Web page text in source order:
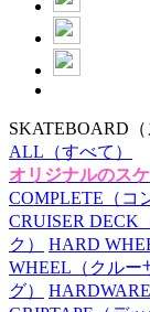
SKATEBOARD
ALL （すべて）
オリジナルのス
COMPLETE （コ
CRUISER DECK
ク）
HARD
WHEEL （クルー
グ）
HARDWARE